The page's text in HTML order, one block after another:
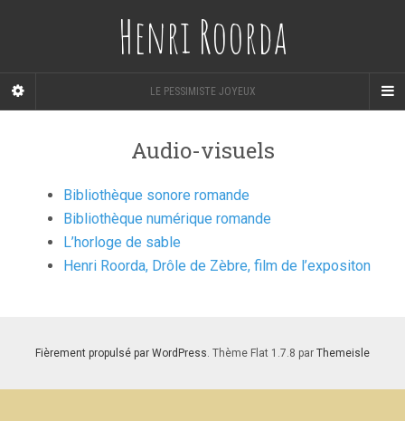
Henri Roorda
LE PESSIMISTE JOYEUX
Audio-visuels
Bibliothèque sonore romande
Bibliothèque numérique romande
L’horloge de sable
Henri Roorda, Drôle de Zèbre, film de l’expositon
Fièrement propulsé par WordPress. Thème Flat 1.7.8 par Themeisle